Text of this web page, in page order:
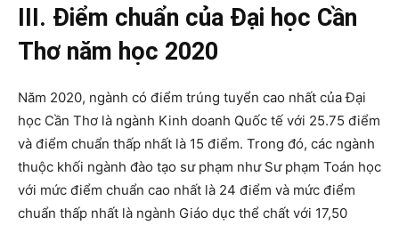
III. Điểm chuẩn của Đại học Cần
Thơ năm học 2020
Năm 2020, ngành có điểm trúng tuyển cao nhất của Đại
học Cần Thơ là ngành Kinh doanh Quốc tế với 25.75 điểm
và điểm chuẩn thấp nhất là 15 điểm. Trong đó, các ngành
thuộc khối ngành đào tạo sư phạm như Sư phạm Toán học
với mức điểm chuẩn cao nhất là 24 điểm và mức điểm
chuẩn thấp nhất là ngành Giáo dục thể chất với 17,50